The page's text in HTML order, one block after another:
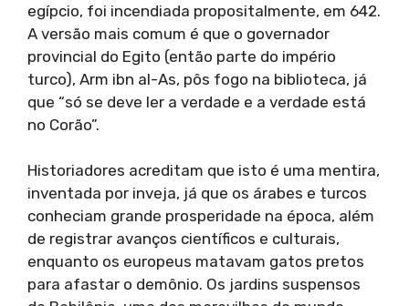
egípcio, foi incendiada propositalmente, em 642.
A versão mais comum é que o governador
provincial do Egito (então parte do império
turco), Arm ibn al-As, pôs fogo na biblioteca, já
que “só se deve ler a verdade e a verdade está
no Corão”.
Historiadores acreditam que isto é uma mentira,
inventada por inveja, já que os árabes e turcos
conheciam grande prosperidade na época, além
de registrar avanços científicos e culturais,
enquanto os europeus matavam gatos pretos
para afastar o demônio. Os jardins suspensos